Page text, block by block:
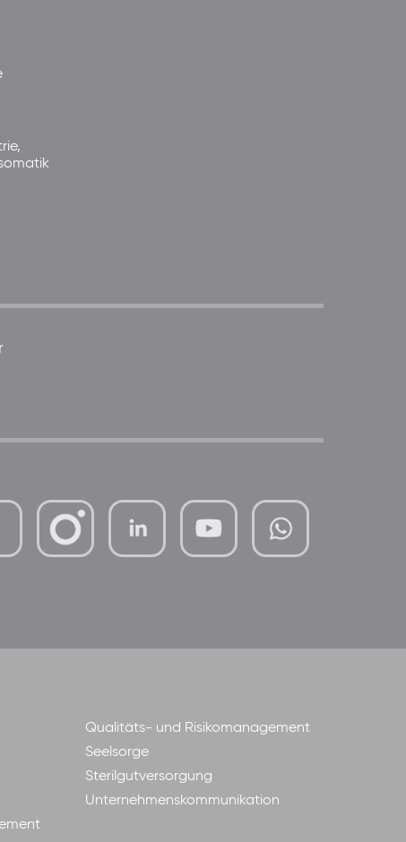
mutterhaus-xMBTtqOwC1KKBww
Qualitäts- und Risikomanagement
Seelsorge
Sterilgutversorgung
Unternehmenskommunikation